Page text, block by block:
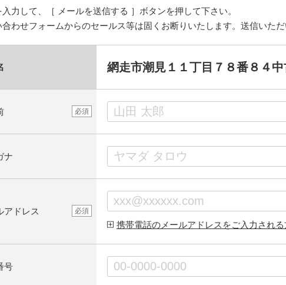
力して、［ メールを送信する ］ボタンを押して下さい。
わせフォームからのセールス等は固くお断りいたします。送信いただ
網走市潮見１１丁目７８番８４中
必須
ナ
アドレス 必須
携帯電話のメールアドレスをご入力され
号